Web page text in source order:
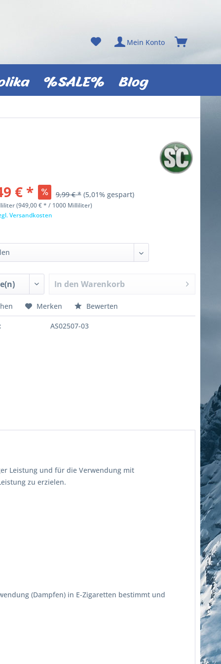
Mein Konto
%SALE% Blog
€ * 9,99 € * (5,01% gespart)
(949,00 € * / 1000 Milliliter)
Versandkosten
In den Warenkorb
Merken Bewerten
AS02507-03
Leistung und für die Verwendung mit
zu erzielen.
(Dampfen) in E-Zigaretten bestimmt und